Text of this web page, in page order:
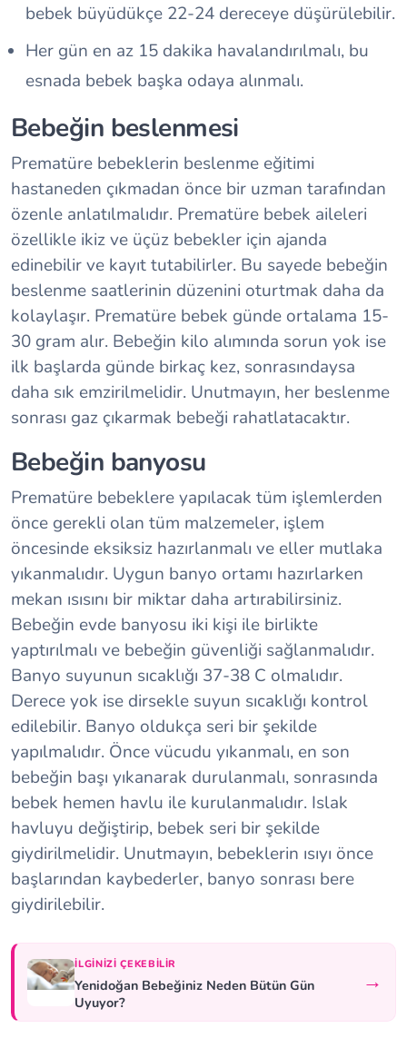
bebek büyüdükçe 22-24 dereceye düşürülebilir.
Her gün en az 15 dakika havalandırılmalı, bu
esnada bebek başka odaya alınmalı.
Bebeğin beslenmesi
Prematüre bebeklerin beslenme eğitimi
hastaneden çıkmadan önce bir uzman tarafından
özenle anlatılmalıdır. Prematüre bebek aileleri
özellikle ikiz ve üçüz bebekler için ajanda
edinebilir ve kayıt tutabilirler. Bu sayede bebeğin
beslenme saatlerinin düzenini oturtmak daha da
kolaylaşır. Prematüre bebek günde ortalama 15-
30 gram alır. Bebeğin kilo alımında sorun yok ise
ilk başlarda günde birkaç kez, sonrasındaysa
daha sık emzirilmelidir. Unutmayın, her beslenme
sonrası gaz çıkarmak bebeği rahatlatacaktır.
Bebeğin banyosu
Prematüre bebeklere yapılacak tüm işlemlerden
önce gerekli olan tüm malzemeler, işlem
öncesinde eksiksiz hazırlanmalı ve eller mutlaka
yıkanmalıdır. Uygun banyo ortamı hazırlarken
mekan ısısını bir miktar daha artırabilirsiniz.
Bebeğin evde banyosu iki kişi ile birlikte
yaptırılmalı ve bebeğin güvenliği sağlanmalıdır.
Banyo suyunun sıcaklığı 37-38 C olmalıdır.
Derece yok ise dirsekle suyun sıcaklığı kontrol
edilebilir. Banyo oldukça seri bir şekilde
yapılmalıdır. Önce vücudu yıkanmalı, en son
bebeğin başı yıkanarak durulanmalı, sonrasında
bebek hemen havlu ile kurulanmalıdır. Islak
havluyu değiştirip, bebek seri bir şekilde
giydirilmelidir. Unutmayın, bebeklerin ısıyı önce
başlarından kaybederler, banyo sonrası bere
giydirilebilir.
İLGINIZI ÇEKEBILIR
Yenidoğan Bebeğiniz Neden Bütün Gün
Uyuyor?
→